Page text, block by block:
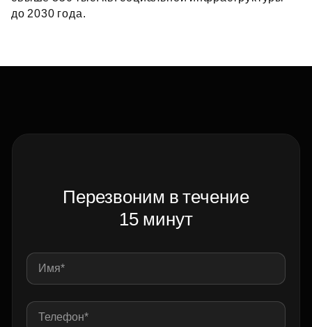
до 2030 года.
Перезвоним в течение
15 минут